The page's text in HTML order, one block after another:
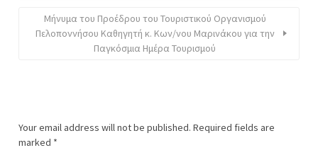
Μήνυμα του Προέδρου του Τουριστικού Οργανισμού
Πελοποννήσου Καθηγητή κ. Κων/νου Μαρινάκου για την
Παγκόσμια Ημέρα Τουρισμού
Your email address will not be published. Required fields are
marked *